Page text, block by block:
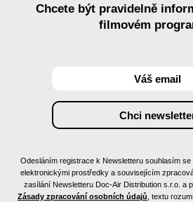
Chcete být pravidelně
filmovém
Odesláním registrace k Newsletteru souhlasím
elektronickými prostředky a souvisejícím
zasílání Newsletteru Doc-Air Distribution s.r.o. a
Zásady zpracování osobních údajů , textu